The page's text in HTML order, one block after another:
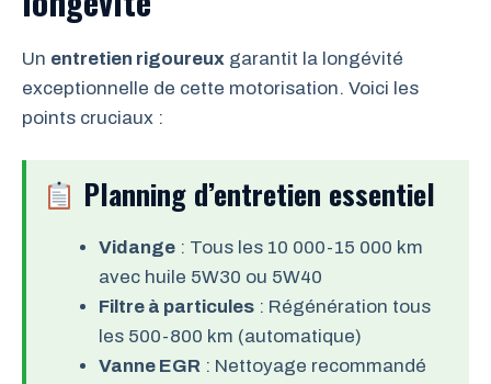
Un entretien rigoureux garantit la longévité
exceptionnelle de cette motorisation. Voici les
points cruciaux :
Planning d’entretien essentiel
Vidange : Tous les 10 000-15 000 km
avec huile 5W30 ou 5W40
Filtre à particules : Régénération tous
les 500-800 km (automatique)
Vanne EGR : Nettoyage recommandé